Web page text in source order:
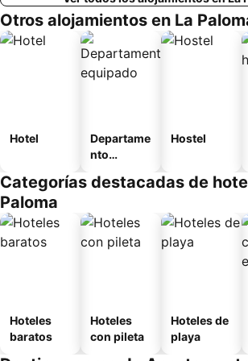
Otros alojamientos en La
Hotel
Departame
nto
Hostel
Categorías destacadas de
Paloma
Hoteles
baratos
Hoteles
con pileta
Hoteles de
playa